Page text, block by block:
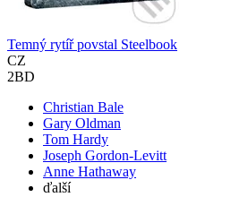
Temný rytíř povstal Steelbook
CZ
2BD
Christian Bale
Gary Oldman
Tom Hardy
Joseph Gordon-Levitt
Anne Hathaway
ďalší